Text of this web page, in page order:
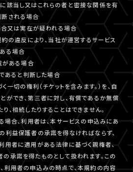
該当し又はこれらの者と密接な関係を有
される場合
又は実在が疑われる場合
の違反により、当社が運営するサービス
る場合
ある場合
あると判断した場合
切の権利（チケットを含みます。）を、自
ができ、第三者に対し、有償であるか無償
、相続したりすることはできません。
合、利用者は、本サービスの申込みにあ
利益保護者の承諾を得なければならず、
用者に適用がある法律に基づく親権者、
承諾を得たものとして扱われます。この
利用者の申込みの時点で、本規約の内容